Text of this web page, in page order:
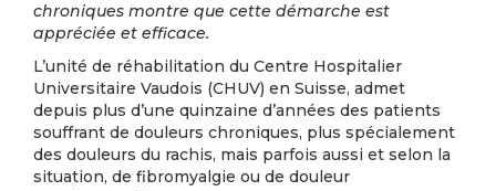
chroniques montre que cette démarche est
appréciée et efficace.
L’unité de réhabilitation du Centre Hospitalier
Universitaire Vaudois (CHUV) en Suisse, admet
depuis plus d’une quinzaine d’années des patients
souffrant de douleurs chroniques, plus spécialement
des douleurs du rachis, mais parfois aussi et selon la
situation, de fibromyalgie ou de douleur